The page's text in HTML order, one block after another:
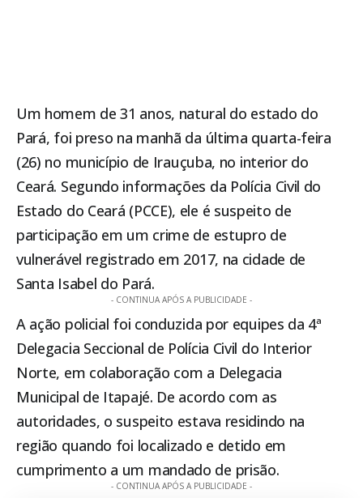
Um homem de 31 anos, natural do estado do
Pará, foi preso na manhã da última quarta-feira
(26) no município de Irauçuba, no interior do
Ceará. Segundo informações da Polícia Civil do
Estado do Ceará (PCCE), ele é suspeito de
participação em um crime de estupro de
vulnerável registrado em 2017, na cidade de
Santa Isabel do Pará.
- CONTINUA APÓS A PUBLICIDADE -
A ação policial foi conduzida por equipes da 4ª
Delegacia Seccional de Polícia Civil do Interior
Norte, em colaboração com a Delegacia
Municipal de Itapajé. De acordo com as
autoridades, o suspeito estava residindo na
região quando foi localizado e detido em
cumprimento a um mandado de prisão.
- CONTINUA APÓS A PUBLICIDADE -